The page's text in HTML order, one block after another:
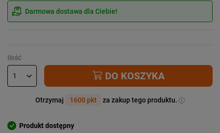
Darmowa dostawa dla Ciebie!
Ilość
DO KOSZYKA
Otrzymaj 1600 pkt za zakup tego produktu.
Produkt dostępny